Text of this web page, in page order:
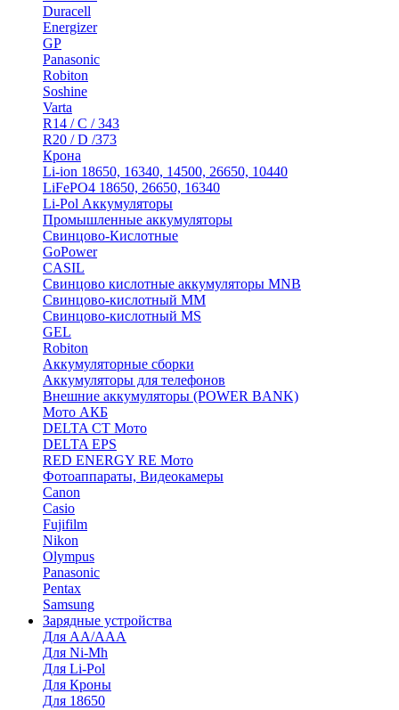
Duracell
Energizer
GP
Panasonic
Robiton
Soshine
Varta
R14 / C / 343
R20 / D /373
Крона
Li-ion 18650, 16340, 14500, 26650, 10440
LiFePO4 18650, 26650, 16340
Li-Pol Аккумуляторы
Промышленные аккумуляторы
Свинцово-Кислотные
GoPower
CASIL
Свинцово кислотные аккумуляторы MNB
Cвинцово-кислотный MM
Cвинцово-кислотный MS
GEL
Robiton
Аккумуляторные сборки
Аккумуляторы для телефонов
Внешние аккумуляторы (POWER BANK)
Мото АКБ
DELTA CT Мото
DELTA EPS
RED ENERGY RE Мото
Фотоаппараты, Видеокамеры
Canon
Casio
Fujifilm
Nikon
Olympus
Panasonic
Pentax
Samsung
Зарядные устройства
Для AA/AAA
Для Ni-Mh
Для Li-Pol
Для Кроны
Для 18650